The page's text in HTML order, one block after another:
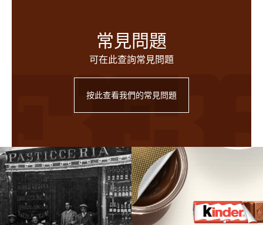
常見問題
可在此查詢常見問題
按此查看我們的常見問題